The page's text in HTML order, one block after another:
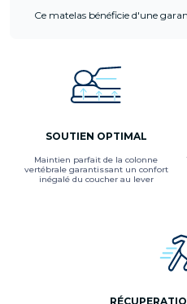
Ce matelas bénéficie d'une
SOUTIEN OPTIMAL
Maintien parfait de la colonne
vertébrale garantissant un confort
inégalé du coucher au lever